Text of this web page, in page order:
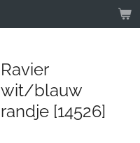
Ravier
wit/blauw
randje [14526]